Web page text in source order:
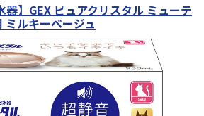
器】GEX ピュアクリスタル ミューテ
ルキーベージュ